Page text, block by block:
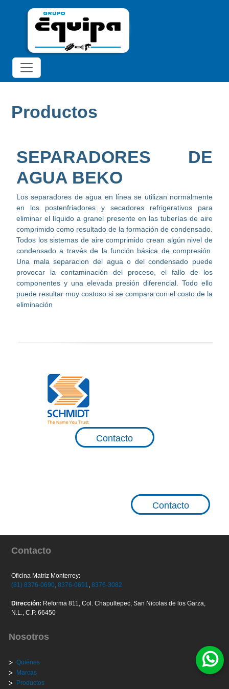
Productos
SEPARADORES DE
AGUA BEKO
Los separadores de agua en línea se utilizan normalmente
en los postenfriadores y secadores refrigerativos para
eliminar el líquido a granel presente en las tuberías de aire
comprimido como resultado de la formación de condensado.
Todos los sistemas de aire comprimido crean algún nivel de
condensado a través de la función básica de compresión.
Una mala separacion del agua o del condensado puede
provocar la contaminación del proceso, el fallo de los
componentes y una elevada presión diferencial. Todo ello
puede resultar muy costoso si se compara con el costo de la
eliminación
Contacto
Contacto
Contacto
Oficina Matriz Monterrey:
(81) 8376-0690, 8376-0691, 8376-3082
Dirección: Reforma 811, Col. Chapultepec, San Nicolas de los Garza,
N.L., C.P. 66450
Nosotros
Quiénes
Marcas
Productos